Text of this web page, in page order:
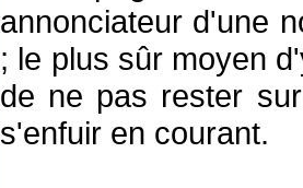
annonciateur d'une
; le plus sûr moyen
de ne pas rester
s'enfuir en courant.